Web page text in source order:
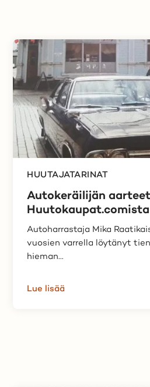
HUUTAJATARINAT
Autokeräilijän
Huutokaupat.comista
Autoharrastaja Mika
vuosien varrella löytänyt
hieman...
Lue lisää